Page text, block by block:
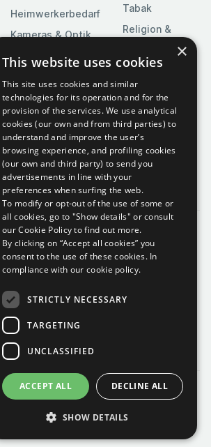
Heimwerkerbedarf
Kameras & Optik
Kunst &
Unterhaltung
Medien
Tabak
Religion &
Feierlichkeiten
Software
Spielzeuge &
Spiele
Sportartikel
Bedingungen & Konditionen
Cookie-Richtlinie
Datenschutzrichtlinie
IT06534300485
×
This website uses cookies
This site uses cookies and similar
technologies for its operation and for the
provision of the services. We use analytical
cookies (our own and from third parties) to
understand and improve the user’s
browsing experience, and profiling cookies
(our own and third party) to send you
advertisements in line with your
preferences when surfing the web.
To modify or opt-out of the use of some or
all cookies, go to "Show details" or consult
our Cookie Policy to find out more.
By clicking on “Accept all cookies” you
consent to the use of these cookies. In
compliance with our cookie policy.
STRICTLY NECESSARY
TARGETING
UNCLASSIFIED
ACCEPT ALL DECLINE ALL
SHOW DETAILS